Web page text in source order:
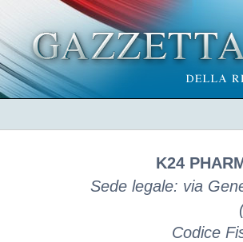
K24
Sede legale: via
Codice